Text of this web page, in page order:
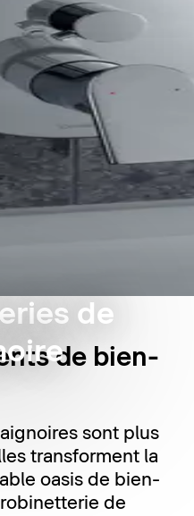
de
de bien-
sont plus
transforment la
oasis de bien-
de